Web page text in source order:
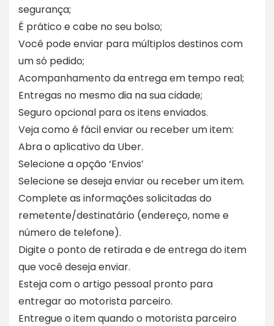
segurança;
É prático e cabe no seu bolso;
Você pode enviar para múltiplos destinos com
um só pedido;
Acompanhamento da entrega em tempo real;
Entregas no mesmo dia na sua cidade;
Seguro opcional para os itens enviados.
Veja como é fácil enviar ou receber um item:
Abra o aplicativo da Uber.
Selecione a opção ‘Envios’
Selecione se deseja enviar ou receber um item.
Complete as informações solicitadas do
remetente/destinatário (endereço, nome e
número de telefone).
Digite o ponto de retirada e de entrega do item
que você deseja enviar.
Esteja com o artigo pessoal pronto para
entregar ao motorista parceiro.
Entregue o item quando o motorista parceiro